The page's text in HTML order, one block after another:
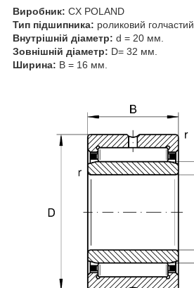
Виробник: CX POLAND
Тип підшипника: роликовий голчастий
Внутрішній діаметр: d = 20 мм.
Зовнішній діаметр: D= 32 мм.
Ширина: B = 16 мм.